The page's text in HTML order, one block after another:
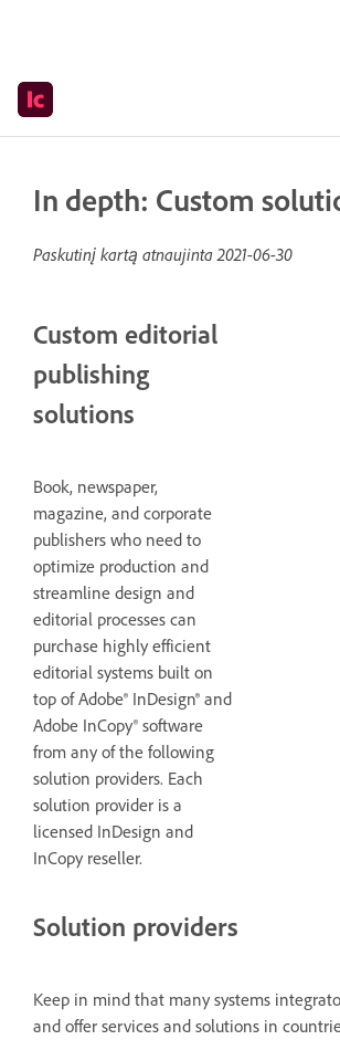
In depth: Custom
Paskutinį kartą atnaujinta2021-06-30
Custom editorial
publishing
solutions
Book, newspaper,
magazine, and corporate
publishers who need to
optimize production and
streamline design and
editorial processes can
purchase highly efficient
editorial systems built on
top of Adobe® InDesign® and
Adobe InCopy® software
from any of the following
solution providers. Each
solution provider is a
licensed InDesign and
InCopy reseller.
Solution providers
Keep in mind that many systems
and offer services and solutions in